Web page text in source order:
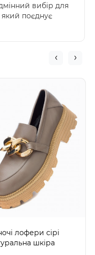
вибір для
поєднує
лофери сірі
шкіра